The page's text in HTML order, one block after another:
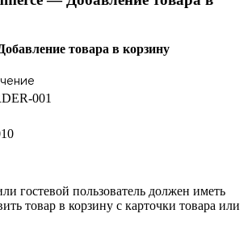
товара в корзину
001
гостевой пользователь должен иметь
товар в корзину с карточки товара или